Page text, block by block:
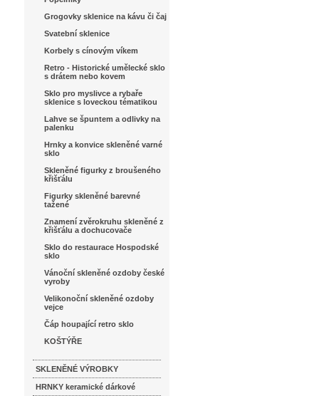
Grogovky sklenice na kávu či čaj
Svatební sklenice
Korbely s cínovým víkem
Retro - Historické umělecké sklo
s drátem nebo kovem
Sklo pro myslivce a rybaře
sklenice s loveckou tématikou
Lahve se špuntem a odlivky na
palenku
Hrnky a konvice skleněné varné
sklo
Skleněné figurky z broušeného
křišťálu
Figurky skleněné barevné
tažené
Znamení zvěrokruhu skleněné z
křišťálu a dochucovače
Sklo do restaurace Hospodské
sklo
Vánoční skleněné ozdoby české
vyroby
Velikonoční skleněné ozdoby
vejce
Čáp houpající retro sklo
KOŠTÝŘE
SKLENĚNÉ VÝROBKY
HRNKY keramické dárkové